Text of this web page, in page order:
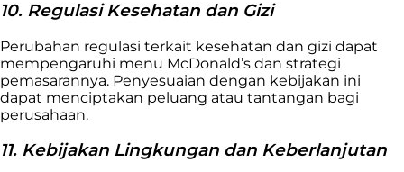
10. Regulasi Kesehatan dan Gizi
Perubahan regulasi terkait kesehatan dan gizi dapat
mempengaruhi menu McDonald’s dan strategi
pemasarannya. Penyesuaian dengan kebijakan ini
dapat menciptakan peluang atau tantangan bagi
perusahaan.
11. Kebijakan Lingkungan dan Keberlanjutan